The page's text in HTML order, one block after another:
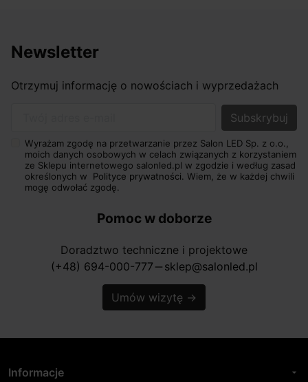
Newsletter
Otrzymuj informację o nowościach i wyprzedażach
Wyrażam zgodę na przetwarzanie przez Salon LED Sp. z o.o.,
moich danych osobowych w celach związanych z korzystaniem
ze Sklepu internetowego salonled.pl w zgodzie i według zasad
określonych w Polityce prywatności. Wiem, że w każdej chwili
mogę odwołać zgodę.
Pomoc w doborze
Doradztwo techniczne i projektowe
(+48) 694-000-777 horizontal_rule sklep@salonled.pl
Umów wizytę →
Informacje arrow_drop_down